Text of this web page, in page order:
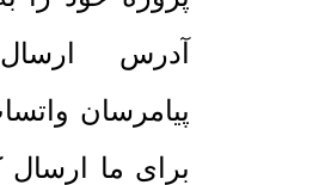
آدرس
پیامرسان
برای ما ارسال